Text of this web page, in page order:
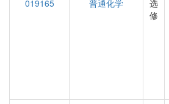
019165 普通化学
选
修